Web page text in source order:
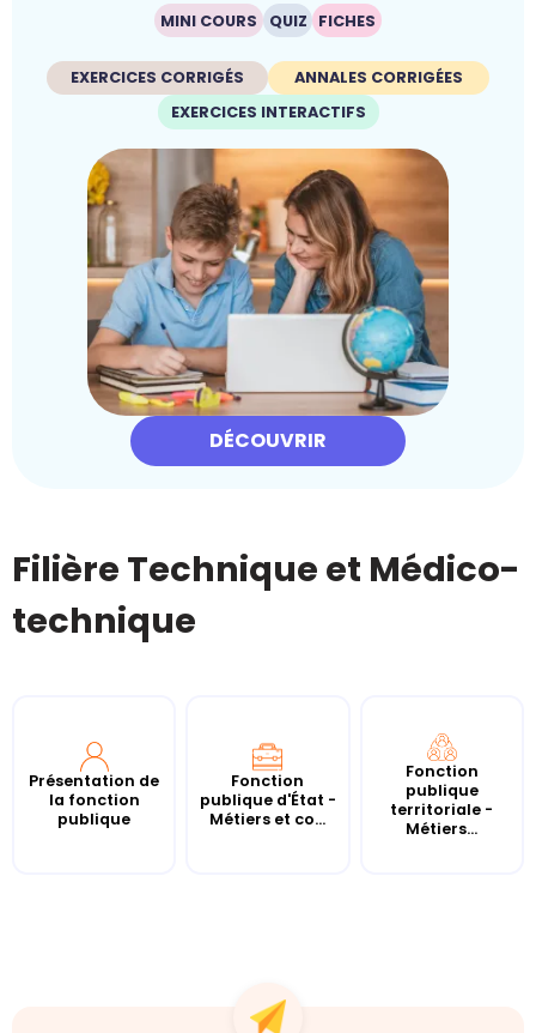
MINI COURS QUIZ FICHES
EXERCICES CORRIGÉS
ANNALES CORRIGÉES
EXERCICES INTERACTIFS
DÉCOUVRIR
Filière Technique et Médico-
technique
Présentation de
la fonction
publique
Fonction
publique d'État -
Métiers et co...
Fonction
publique
territoriale -
Métiers...